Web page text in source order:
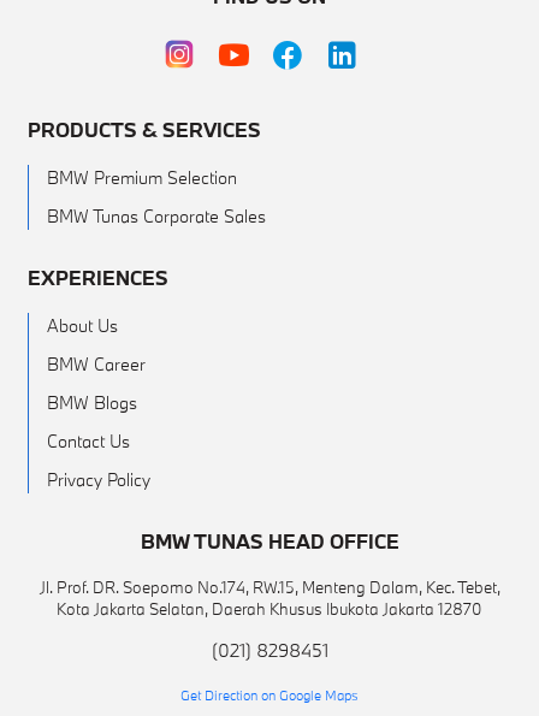
PRODUCTS & SERVICES
BMW Premium Selection
BMW Tunas Corporate Sales
EXPERIENCES
About Us
BMW Career
BMW Blogs
Contact Us
Privacy Policy
BMW TUNAS HEAD OFFICE
Jl. Prof. DR. Soepomo No.174, RW.15, Menteng Dalam, Kec. Tebet,
Kota Jakarta Selatan, Daerah Khusus Ibukota Jakarta 12870
(021) 8298451
Get Direction on Google Maps